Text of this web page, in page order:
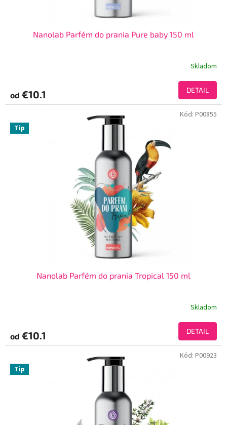
Nanolab Parfém do prania Pure baby 150 ml
Skladom
od €10.1 DETAIL
Tip
Nanolab Parfém do prania Tropical 150 ml
Skladom
od €10.1 DETAIL
Kód: P00855
Tip
Kód: P00923